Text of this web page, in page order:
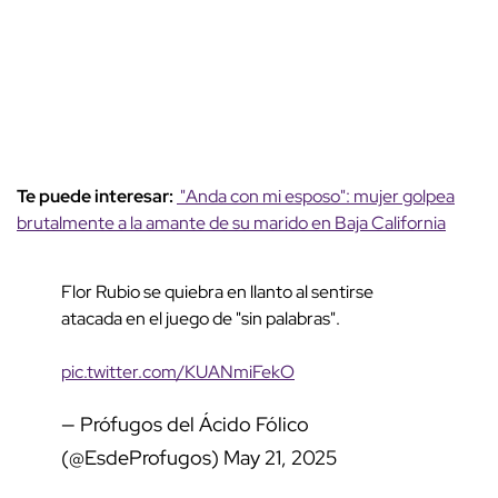
Te puede interesar: "Anda con mi esposo": mujer golpea
brutalmente a la amante de su marido en Baja California
Flor Rubio se quiebra en llanto al sentirse
atacada en el juego de "sin palabras".
pic.twitter.com/KUANmiFekO
— Prófugos del Ácido Fólico
(@EsdeProfugos) May 21, 2025